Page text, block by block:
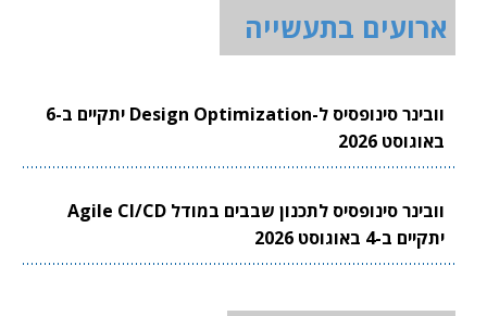
ארועים בתעשייה
וובינר סינופסיס ל-Design Optimization יתקיים ב-6
באוגוסט 2026
וובינר סינופסיס לתכנון שבבים במודל Agile CI/CD
יתקיים ב-4 באוגוסט 2026